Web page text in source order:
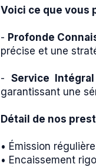
Voici ce que vous
- Profonde
précise et une
- Service Intégral
garantissant une
Détail de nos
• Émission
• Encaissement